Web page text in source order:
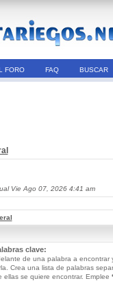
FORO FAQ BUSCAR
Vie Ago 07, 2026 4:41 am
clave:
de una palabra a encontrar
Crea una lista de palabras
ellas se quiere encontrar. Emplee